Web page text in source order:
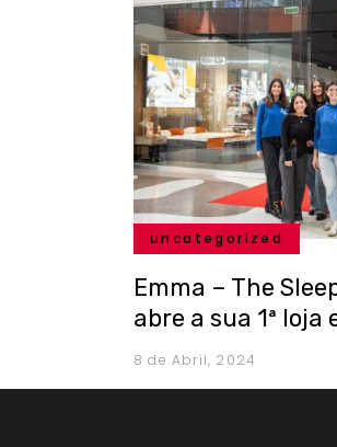
uncategorized
Emma – The
abre a sua 1ª
8 de Abril, 2024